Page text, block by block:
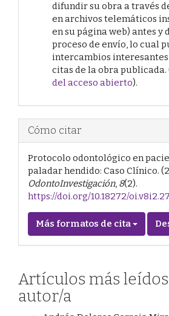
difundir su obra a través
en archivos telemáticos
en su página web) antes y
proceso de envío, lo cual
intercambios
citas de la obra publicada.
del acceso abierto).
Cómo citar
Protocolo odontológico en
paladar hendido: Caso Clínico.
OdontoInvestigación, 8(2).
https://doi.org/10.18272/
Más formatos de cita
Artículos más
autor/a